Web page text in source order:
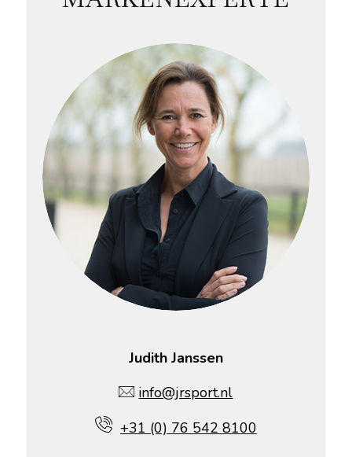
Judith Janssen
info@jrsport.nl
+31 (0) 76 542 8100